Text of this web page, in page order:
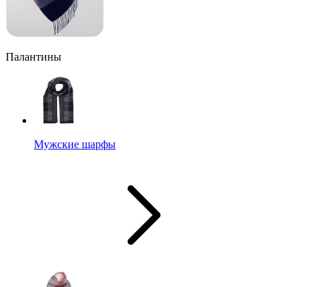
Палантины
Мужские шарфы